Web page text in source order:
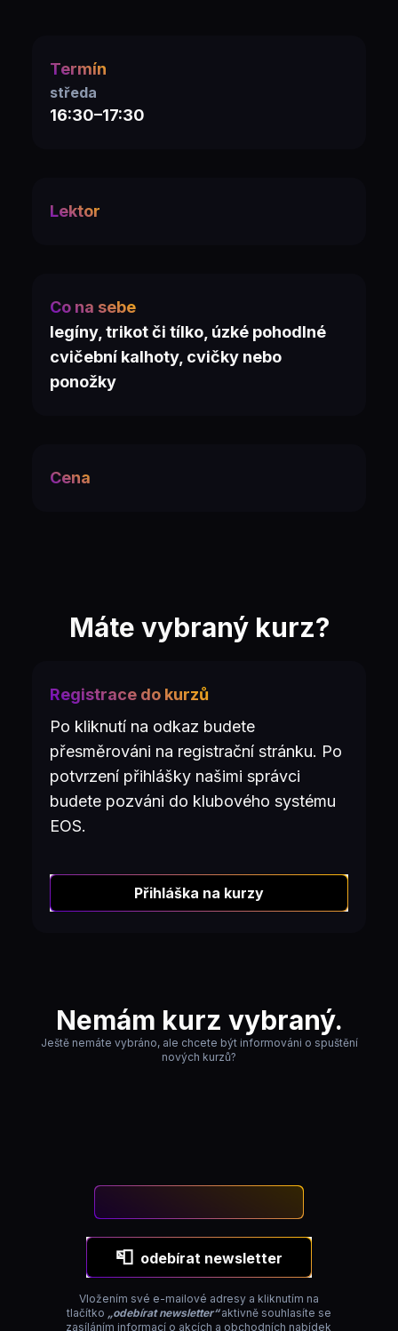
Termín
středa
16:30–17:30
Lektor
Co na sebe
legíny, trikot či tílko, úzké pohodlné
cvičební kalhoty, cvičky nebo
ponožky
Cena
Máte vybraný kurz?
Registrace do kurzů
Po kliknutí na odkaz budete
přesměrováni na registrační stránku. Po
potvrzení přihlášky našimi správci
budete pozváni do klubového systému
EOS.
Přihláška na kurzy
Nemám kurz vybraný.
Ještě nemáte vybráno, ale chcete být informováni o spuštění
nových kurzů?
📮 odebírat newsletter
Vložením své e-mailové adresy a kliknutím na
tlačítko „odebírat newsletter“ aktivně souhlasíte se
zasíláním informací o akcích a obchodních nabídek